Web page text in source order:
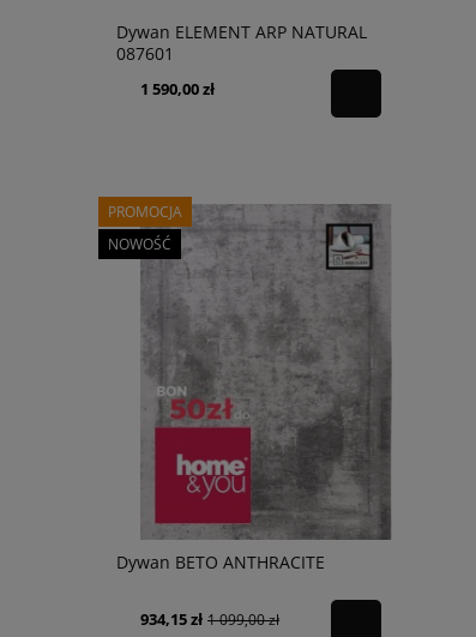
Dywan ELEMENT ARP NATURAL
087601
1 590,00 zł
Dywan BETO ANTHRACITE
934,15 zł 1 099,00 zł
PROMOCJA
NOWOŚĆ